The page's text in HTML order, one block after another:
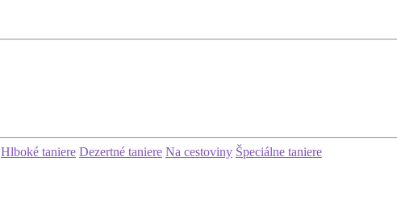
Hlboké taniere Dezertné taniere Na cestoviny Špeciálne taniere